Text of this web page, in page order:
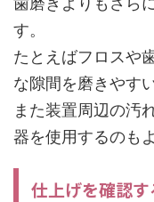
す。
たとえばフロスや
な隙間を磨きやす
また装置周辺の汚
器を使用するのも
仕上げを確認す